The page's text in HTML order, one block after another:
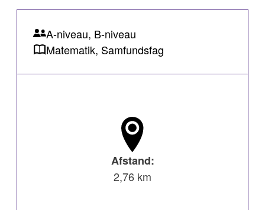
A-niveau, B-niveau
Matematik, Samfundsfag
Afstand:
2,76 km